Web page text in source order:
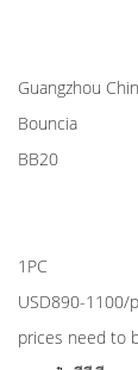
Guangzhou
Bouncia
BB20
1PC
USD890-1100/
prices need to